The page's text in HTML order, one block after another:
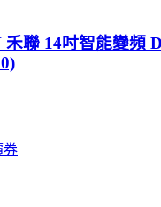
聯 14吋智能變頻
券